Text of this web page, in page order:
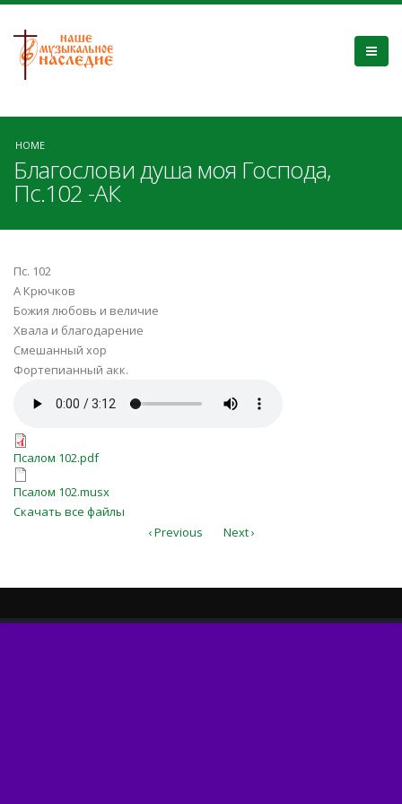
HOME
Благослови душа моя Господа,
Пс.102 -АК
Пс. 102
А Крючков
Божия любовь и величие
Хвала и благодарение
Смешанный хор
Фортепианный акк.
Псалом 102.mp3
Псалом 102.pdf
Псалом 102.pdf
Псалом 102.musx
Псалом 102.musx
Скачать все файлы
‹ Previous
Next ›